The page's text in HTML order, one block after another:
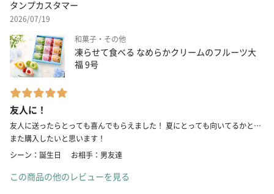
タンプカスタマー
2026/07/19
和菓子・その他
凍らせて食べる なめらかクリームのフルーツ大
福 9号
友人に！
友人に送ったらとっても喜んでもらえました！ 夏にとっても向いてるかと…
また購入したいと思います！
シーン：誕生日
お相手：男友達
この商品の他のレビューを見る